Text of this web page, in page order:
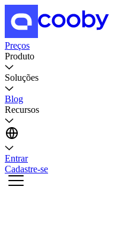
Preços
Produto
Soluções
Blog
Recursos
Entrar
Cadastre-se